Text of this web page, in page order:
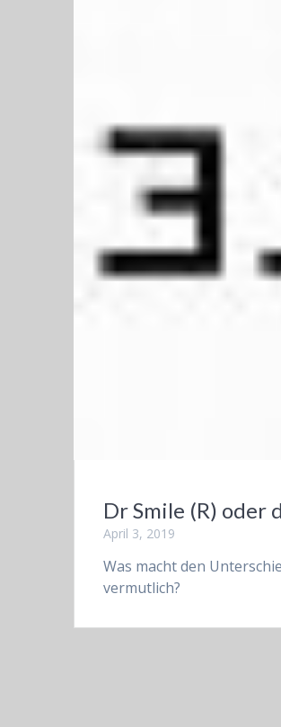
Dr Smile (R) oder
April 3, 2019
Was macht den
vermutlich?